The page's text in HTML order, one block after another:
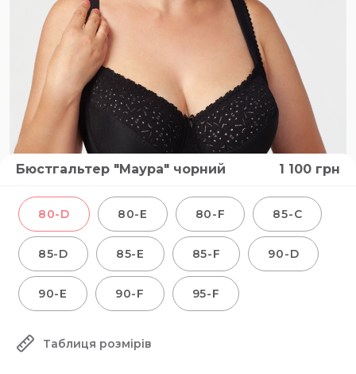
Бюстгальтер "Маура" чорний 1 100 грн
80-D 80-E 80-F 85-C
85-D 85-E 85-F 90-D
90-E 90-F 95-F
Таблиця розмірів